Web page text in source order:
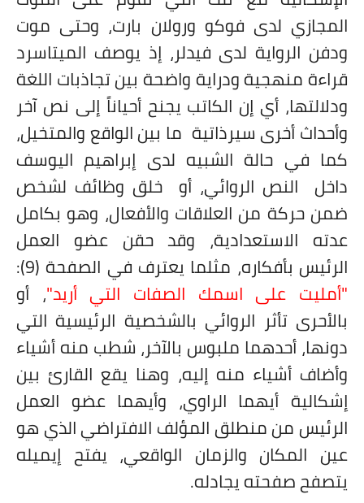
المجازي لدى فوكو ورولان بارت، وحتى موت
ودفن الرواية لدى فيدلر، إذ يوصف الميتاسرد
قراءة منهجية ودراية واضحة بين تجاذبات اللغة
ودلالتها، أي إن الكاتب يجنح أحياناً إلى نص آخر
وأحداث أخرى سيرذاتية ما بين الواقع والمتخيل،
كما في حالة الشبيه لدى إبراهيم اليوسف
داخل النص الروائي، أو خلق وظائف لشخص
ضمن حركة من العلاقات والأفعال، وهو بكامل
عدته الاستعدادية، وقد حقن عضو العمل
الرئيس بأفكاره، مثلما يعترف في الصفحة (9):
"أمليت على اسمك الصفات التي أريد"، أو
بالأحرى تأثر الروائي بالشخصية الرئيسية التي
دونها، أحدهما ملبوس بالآخر، شطب منه أشياء
وأضاف أشياء منه إليه، وهنا يقع القارئ بين
إشكالية أيهما الراوي، وأيهما عضو العمل
الرئيس من منطلق المؤلف الافتراضي الذي هو
عين المكان والزمان الواقعي، يفتح إيميله
يتصفح صفحته يجادله.